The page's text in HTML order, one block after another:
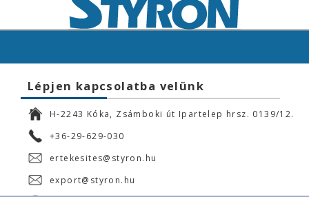
Lépjen kapcsolatba velünk
H-2243 Kóka, Zsámboki út Ipartelep hrsz. 0139/12.
+36-29-629-030
ertekesites@styron.hu
export@styron.hu